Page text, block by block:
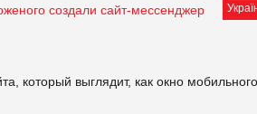
создали сайт-мессенджер
который выглядит, как окно мобильного